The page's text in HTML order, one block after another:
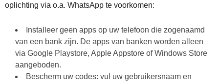
oplichting via o.a. WhatsApp te voorkomen:
Installeer geen apps op uw telefoon die zogenaamd
van een bank zijn. De apps van banken worden alleen
via Google Playstore, Apple Appstore of Windows Store
aangeboden.
Bescherm uw codes: vul uw gebruikersnaam en